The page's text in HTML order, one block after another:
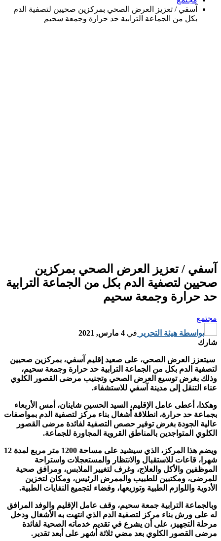
آسفي / تعزيز العرض الصحي بمركزين صحيين لتصفية الدم
بكل من الجماعة الترابية حد حرارة وجمعة سحيم
آسفي / تعزيز العرض الصحي بمركزين
صحيين لتصفية الدم بكل من الجماعة الترابية
حد حرارة وجمعة سحيم
مجتمع
بواسطة هيئة التحرير في 4 مارس, 2021
شارك
سيتعزز العرض الصحي، على صعيد إقليم آسفي، بمركزين صحيين
لتصفية الدم بكل من الجماعة الترابية حد حرارة وجمعة سحيم،
وذلك بغرض توسيع العرض الصحي وتجنيب مرضى القصور الكلوي
عناء التنقل إلى مدينة آسفي للاستشفاء.
وهكذا، أعطى عامل الإقليم، السيد الحسين شاينان، أمس الأربعاء
بجماعة حد حرارة، انطلاقة أشغال بناء مركز لتصفية الدم بمواصفات
عالية الجودة بغرض توفير حصص التصفية لفائدة مرضى القصور
الكلوي المتواجدين بالمناطق القروية المجاورة للجماعة.
ويضم هذا المركز، الذي سيشيد على مساحة 1200 متر مربع لمدة 12
شهرا، قاعات للاستقبال والانتظار والمستعجلات واستراحة
الموظفين والأكل والعلاج، وغرف لتغيير الملابس، ومرافق صحية
للمرضى، ومكتبين للطبيب والممرض الرئيس، ومكان لتخزين
الأدوية واللوازم الطبية وتوزيعها، وفضاء لتجميع النفايات الطبية.
وبالجماعة الترابية جمعة سحيم، وقف عامل الإقليم والوفد المرافق
له على ورش بناء مركز لتصفية الدم الذي انتهت به الأشغال ودخل
مرحلة التجهيز، على أن يشرع في تقديم خدماته الصحية لفائدة
مرضى القصور الكلوي بعد مضي ثلاثة أشهر على أبعد تقدير.